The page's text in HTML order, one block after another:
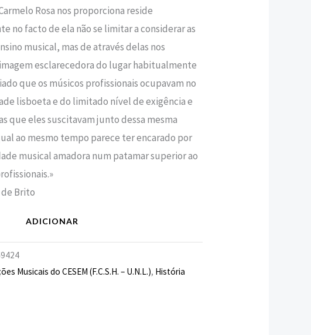
Rosa nos proporciona reside
no facto de ela não se limitar a considerar as
musical, mas de através delas nos
esclarecedora do lugar habitualmente
que os músicos profissionais ocupavam no
lisboeta e do limitado nível de exigência e
que eles suscitavam junto dessa mesma
ao mesmo tempo parece ter encarado por
musical amadora num patamar superior ao
de Brito
ADICIONAR
Musicais do CESEM (F.C.S.H. – U.N.L.), História